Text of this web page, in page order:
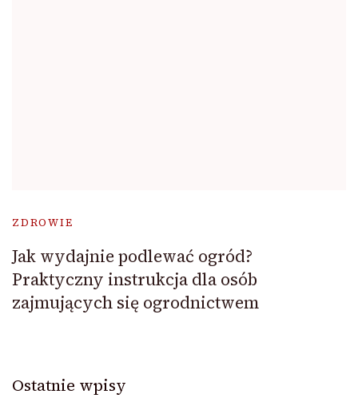
ZDROWIE
Jak wydajnie podlewać ogród?
Praktyczny instrukcja dla osób
zajmujących się ogrodnictwem
Ostatnie wpisy